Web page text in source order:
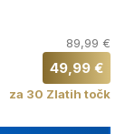
89,99 €
49,99 €
za 30 Zlatih točk